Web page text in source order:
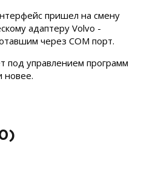
пришел на смену
адаптеру Volvo -
через COM порт.
под управлением программ
новее.